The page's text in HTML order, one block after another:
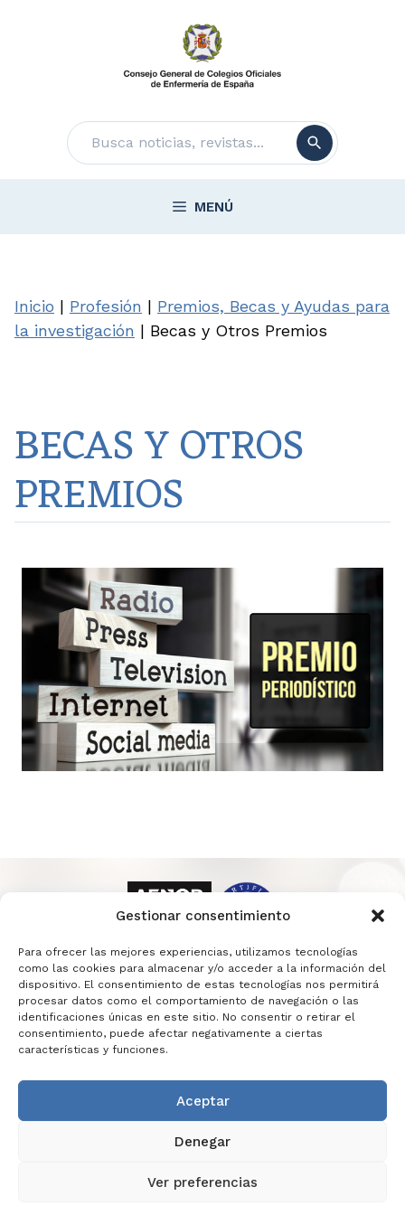
Gestionar consentimiento
Para ofrecer las mejores experiencias, utilizamos tecnologías
como las cookies para almacenar y/o acceder a la información del
dispositivo. El consentimiento de estas tecnologías nos permitirá
procesar datos como el comportamiento de navegación o las
identificaciones únicas en este sitio. No consentir o retirar el
consentimiento, puede afectar negativamente a ciertas
características y funciones.
Aceptar
Denegar
Ver preferencias
Buscar
MENÚ
Inicio | Profesión | Premios, Becas y Ayudas para
la investigación | Becas y Otros Premios
BECAS Y OTROS
PREMIOS
INFORMACIÓN LEGAL
POLÍTICA DE PRIVACIDAD
POLÍTICA DE SEGURIDAD